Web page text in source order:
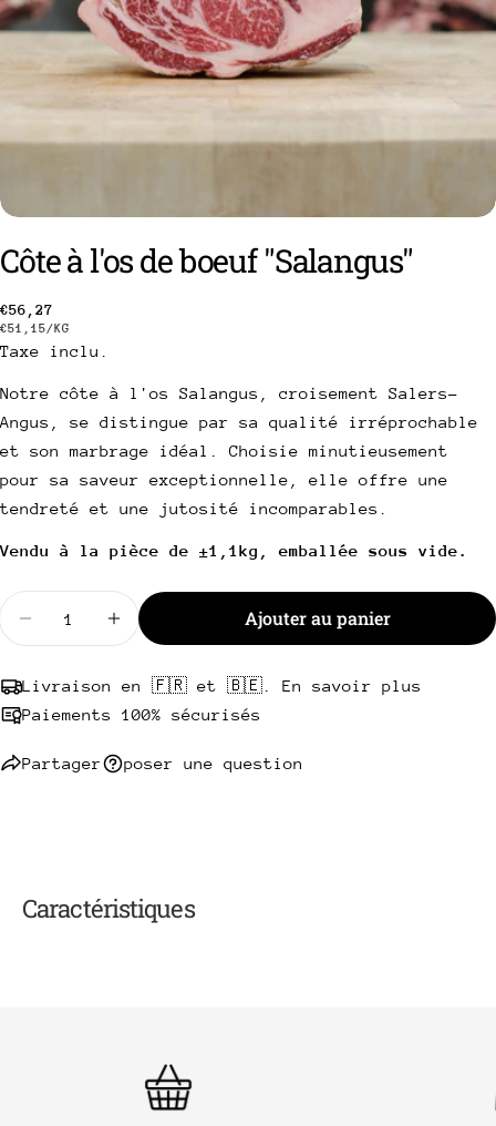
Côte à l'os de boeuf "Salangus"
Prix
habituel
€56,27
PRIX
UNITAIRE
€51,15/PAR
KG
Taxe inclu.
Notre côte à l'os Salangus, croisement Salers-
Angus, se distingue par sa qualité irréprochable
et son marbrage idéal. Choisie minutieusement
pour sa saveur exceptionnelle, elle offre une
tendreté et une jutosité incomparables.
Vendu à la pièce de ±1,1kg, emballée sous vide.
Diminuer la quantité pour Côte à l&#39;os de
Augmenter la quantité pour Côte à
Ajouter au panier
Livraison en 🇫🇷 et 🇧🇪. En savoir plus
Paiements 100% sécurisés
Partager
Partager ce produit
Partager
Copie
Partager
Facebook
PartagerÉpingler
Pinterest
poser une question
Votre
message
Les champs marqués * sont obligatoires.
Envoyer une question
Caractéristiques